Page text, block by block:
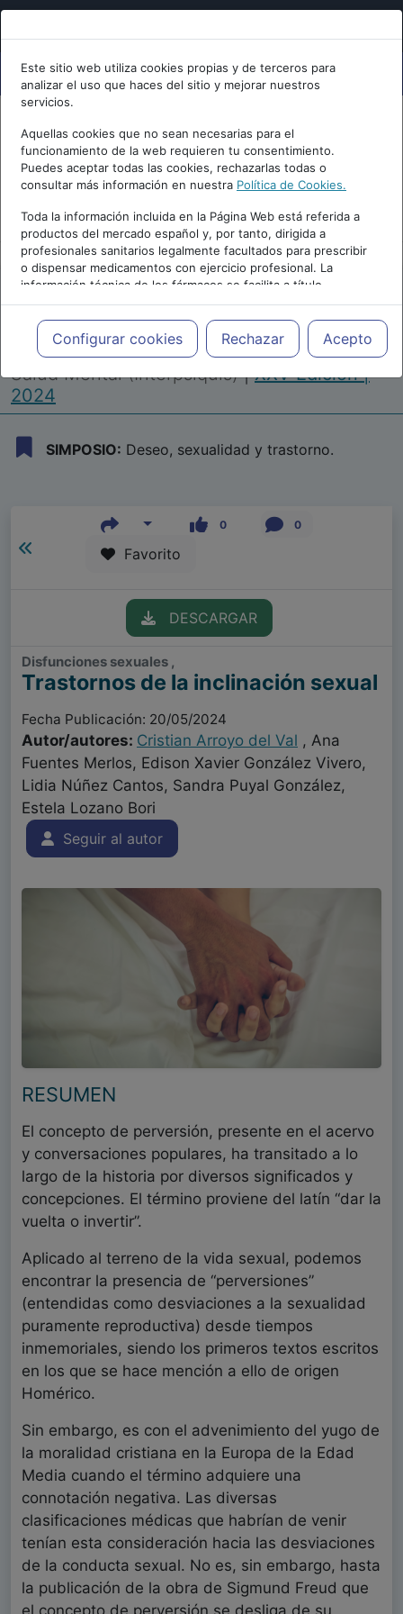
Este sitio web utiliza cookies propias y de terceros para
analizar el uso que haces del sitio y mejorar nuestros
servicios.
Aquellas cookies que no sean necesarias para el
funcionamiento de la web requieren tu consentimiento.
Puedes aceptar todas las cookies, rechazarlas todas o
consultar más información en nuestra Política de Cookies.
Toda la información incluida en la Página Web está referida a
productos del mercado español y, por tanto, dirigida a
profesionales sanitarios legalmente facultados para prescribir
o dispensar medicamentos con ejercicio profesional. La
información técnica de los fármacos se facilita a título
meramente informativo, siendo responsabilidad de los
profesionales facultados prescribir medicamentos y decidir, en
cada caso concreto, el tratamiento más adecuado a las
necesidades del paciente.
Configurar cookies Rechazar Acepto
Repositorio de Artículos |Congreso Virtual
Internacional de Psiquiatría, Psicología y
Salud Mental (Interpsiquis)|XXV Edición |
2024
SIMPOSIO: Deseo, sexualidad y trastorno.
0 0
Favorito
DESCARGAR
Disfunciones sexuales ,
Trastornos de la inclinación sexual
Fecha Publicación: 20/05/2024
Autor/autores: Cristian Arroyo del Val , Ana
Fuentes Merlos, Edison Xavier González Vivero,
Lidia Núñez Cantos, Sandra Puyal González,
Estela Lozano Bori
Seguir al autor
RESUMEN
El concepto de perversión, presente en el acervo
y conversaciones populares, ha transitado a lo
largo de la historia por diversos significados y
concepciones. El término proviene del latín “dar la
vuelta o invertir”.
Aplicado al terreno de la vida sexual, podemos
encontrar la presencia de “perversiones”
(entendidas como desviaciones a la sexualidad
puramente reproductiva) desde tiempos
inmemoriales, siendo los primeros textos escritos
en los que se hace mención a ello de origen
Homérico.
Sin embargo, es con el advenimiento del yugo de
la moralidad cristiana en la Europa de la Edad
Media cuando el término adquiere una
connotación negativa. Las diversas
clasificaciones médicas que habrían de venir
tenían esta consideración hacia las desviaciones
de la conducta sexual. No es, sin embargo, hasta
la publicación de la obra de Sigmund Freud que